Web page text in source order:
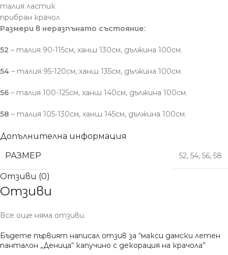
талия ластик
прибран крачол
Размери в неразпънато състояние:
52 – талия 90-115см, ханш 130см, дължина 100см.
54 – талия 95-120см, ханш 135см, дължина 100см.
56 – талия 100-125см, ханш 140см, дължина 100см.
58 – талия 105-130см, ханш 145см, дължина 100см.
Допълнителна информация
РАЗМЕР
52, 54, 56, 58
Отзиви (0)
Отзиви
Все още няма отзиви.
Бъдете първият написал отзив за “макси дамски летен
панталон „Деница“ капучино с декорация на крачола”